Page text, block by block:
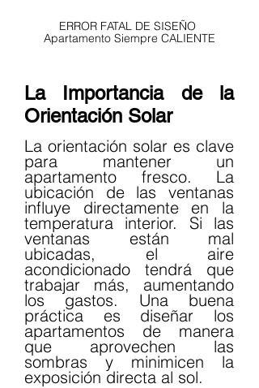
ERROR FATAL DE SISEÑO
Apartamento Siempre CALIENTE
La Importancia de la
Orientación Solar
La orientación solar es clave
para mantener un
apartamento fresco. La
ubicación de las ventanas
influye directamente en la
temperatura interior. Si las
ventanas están mal
ubicadas, el aire
acondicionado tendrá que
trabajar más, aumentando
los gastos. Una buena
práctica es diseñar los
apartamentos de manera
que aprovechen las
sombras y minimicen la
exposición directa al sol.